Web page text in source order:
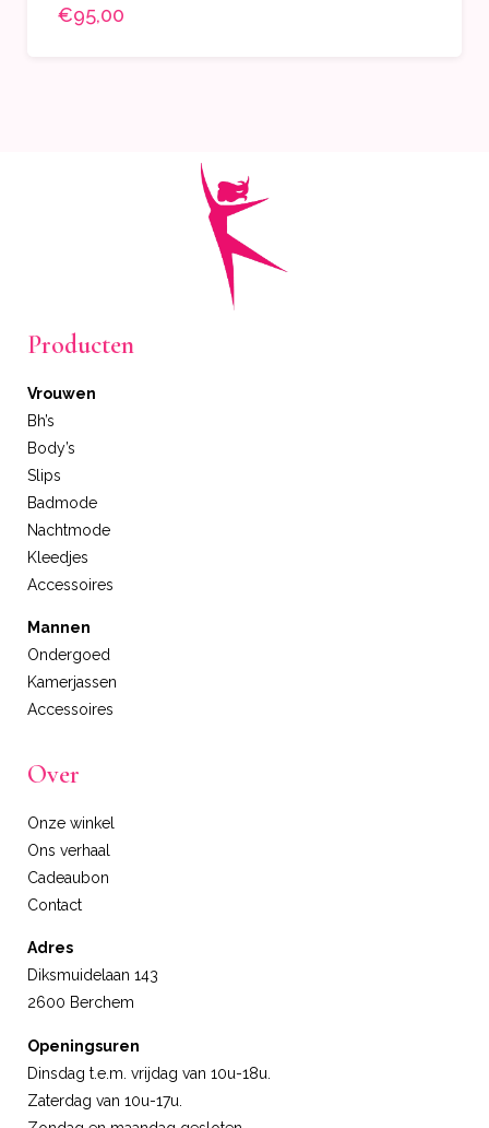
€95,00
Producten
Vrouwen
Bh’s
Body’s
Slips
Badmode
Nachtmode
Kleedjes
Accessoires
Mannen
Ondergoed
Kamerjassen
Accessoires
Over
Onze winkel
Ons verhaal
Cadeaubon
Contact
Adres
Diksmuidelaan 143
2600 Berchem
Openingsuren
Dinsdag t.e.m. vrijdag van 10u-18u.
Zaterdag van 10u-17u.